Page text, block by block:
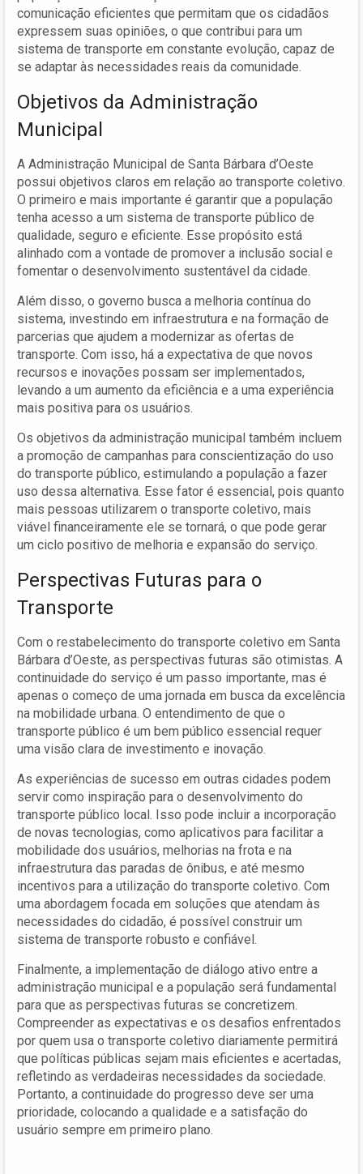
comunicação eficientes que permitam que os cidadãos
expressem suas opiniões, o que contribui para um
sistema de transporte em constante evolução, capaz de
se adaptar às necessidades reais da comunidade.
Objetivos da Administração
Municipal
A Administração Municipal de Santa Bárbara d’Oeste
possui objetivos claros em relação ao transporte coletivo.
O primeiro e mais importante é garantir que a população
tenha acesso a um sistema de transporte público de
qualidade, seguro e eficiente. Esse propósito está
alinhado com a vontade de promover a inclusão social e
fomentar o desenvolvimento sustentável da cidade.
Além disso, o governo busca a melhoria contínua do
sistema, investindo em infraestrutura e na formação de
parcerias que ajudem a modernizar as ofertas de
transporte. Com isso, há a expectativa de que novos
recursos e inovações possam ser implementados,
levando a um aumento da eficiência e a uma experiência
mais positiva para os usuários.
Os objetivos da administração municipal também incluem
a promoção de campanhas para conscientização do uso
do transporte público, estimulando a população a fazer
uso dessa alternativa. Esse fator é essencial, pois quanto
mais pessoas utilizarem o transporte coletivo, mais
viável financeiramente ele se tornará, o que pode gerar
um ciclo positivo de melhoria e expansão do serviço.
Perspectivas Futuras para o
Transporte
Com o restabelecimento do transporte coletivo em Santa
Bárbara d’Oeste, as perspectivas futuras são otimistas. A
continuidade do serviço é um passo importante, mas é
apenas o começo de uma jornada em busca da excelência
na mobilidade urbana. O entendimento de que o
transporte público é um bem público essencial requer
uma visão clara de investimento e inovação.
As experiências de sucesso em outras cidades podem
servir como inspiração para o desenvolvimento do
transporte público local. Isso pode incluir a incorporação
de novas tecnologias, como aplicativos para facilitar a
mobilidade dos usuários, melhorias na frota e na
infraestrutura das paradas de ônibus, e até mesmo
incentivos para a utilização do transporte coletivo. Com
uma abordagem focada em soluções que atendam às
necessidades do cidadão, é possível construir um
sistema de transporte robusto e confiável.
Finalmente, a implementação de diálogo ativo entre a
administração municipal e a população será fundamental
para que as perspectivas futuras se concretizem.
Compreender as expectativas e os desafios enfrentados
por quem usa o transporte coletivo diariamente permitirá
que políticas públicas sejam mais eficientes e acertadas,
refletindo as verdadeiras necessidades da sociedade.
Portanto, a continuidade do progresso deve ser uma
prioridade, colocando a qualidade e a satisfação do
usuário sempre em primeiro plano.